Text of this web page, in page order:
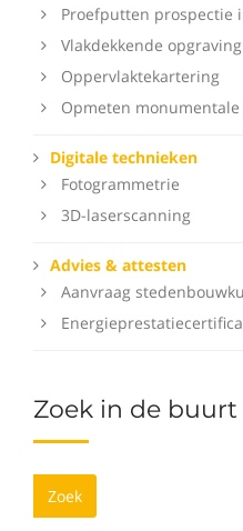
Proefputten prospectie
Vlakdekkende opgraving
Oppervlaktekartering
Opmeten
Digitale technieken
Fotogrammetrie
3D-laserscanning
Advies & attesten
Aanvraag
Zoek in de buurt
Zoek